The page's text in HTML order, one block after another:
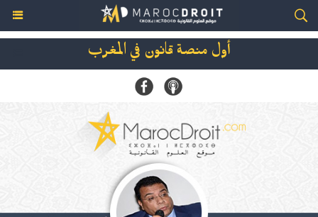
أول منصة قانون في المغرب